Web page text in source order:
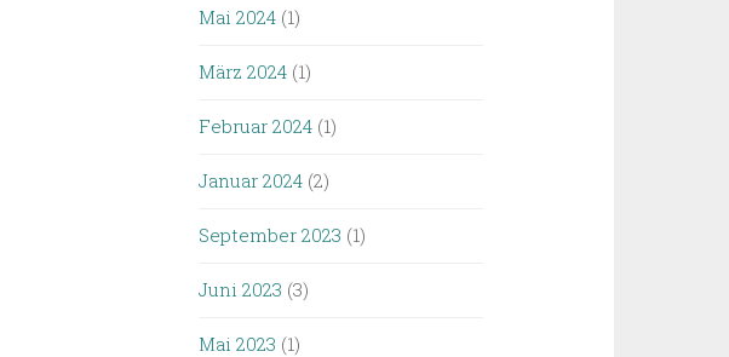
Mai 2024 (1)
März 2024 (1)
Februar 2024 (1)
Januar 2024 (2)
September 2023 (1)
Juni 2023 (3)
Mai 2023 (1)